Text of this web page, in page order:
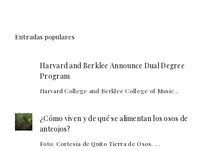
Entradas populares
Harvard and Berklee Announce Dual Degree
Program
Harvard College and Berklee College of Music...
¿Cómo viven y de qué se alimentan los osos de
anteojos?
Foto: Cortesía de Quito Tierra de Osos. ...